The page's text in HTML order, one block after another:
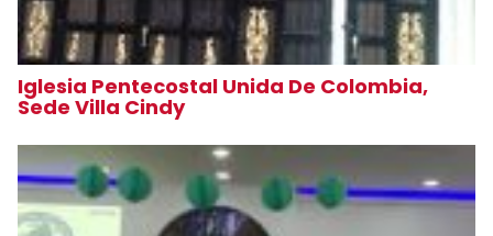
Iglesia Pentecostal Unida De Colombia,
Sede Villa Cindy